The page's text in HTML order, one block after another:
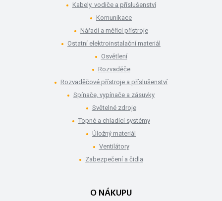
Kabely, vodiče a příslušenství
Komunikace
Nářadí a měřící přístroje
Ostatní elektroinstalační materiál
Osvětlení
Rozvaděče
Rozvaděčové přístroje a příslušenství
Spínače, vypínače a zásuvky
Světelné zdroje
Topné a chladící systémy
Úložný materiál
Ventilátory
Zabezpečení a čidla
O NÁKUPU